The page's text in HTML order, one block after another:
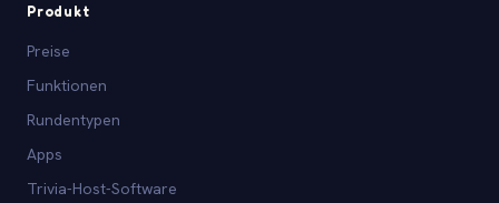
Produkt
Preise
Funktionen
Rundentypen
Apps
Trivia-Host-Software